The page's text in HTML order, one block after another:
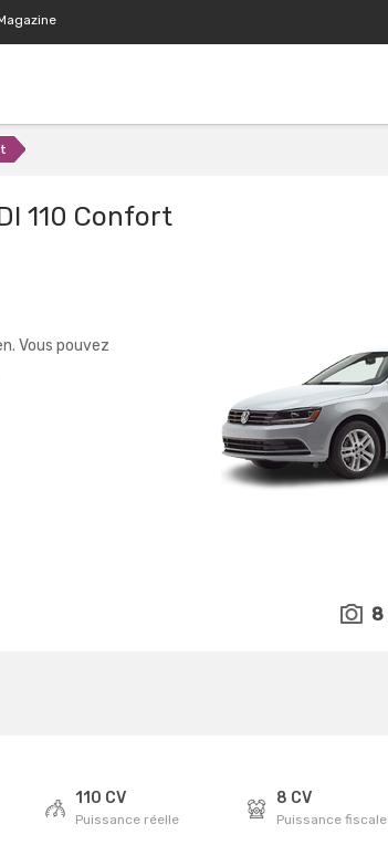
110 Confort
Vous pouvez
8
110 CV
Puissance réelle
8 CV
Puissance fiscale